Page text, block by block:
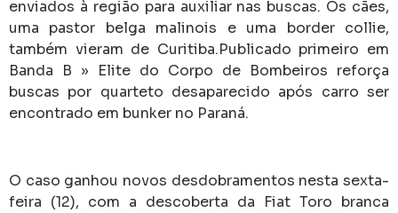
enviados à região para auxiliar nas buscas. Os cães,
uma pastor belga malinois e uma border collie,
também vieram de Curitiba.Publicado primeiro em
Banda B » Elite do Corpo de Bombeiros reforça
buscas por quarteto desaparecido após carro ser
encontrado em bunker no Paraná.
O caso ganhou novos desdobramentos nesta sexta-
feira (12), com a descoberta da Fiat Toro branca